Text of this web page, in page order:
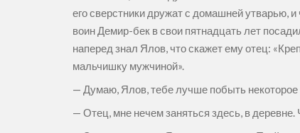
его сверстники дружат с домашней утварью,
воин Демир-бек в свои пятнадцать лет
наперед знал Ялов, что скажет ему отец:
мальчишку мужчиной».
— Думаю, Ялов, тебе лучше побыть некоторое
— Отец, мне нечем заняться здесь, в